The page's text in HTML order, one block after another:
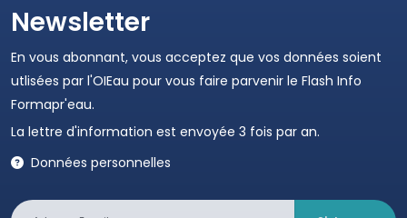
Newsletter
En vous abonnant, vous acceptez que vos données soient
utlisées par l'OIEau pour vous faire parvenir le Flash Info
Formapr'eau.
La lettre d'information est envoyée 3 fois par an.
Données personnelles